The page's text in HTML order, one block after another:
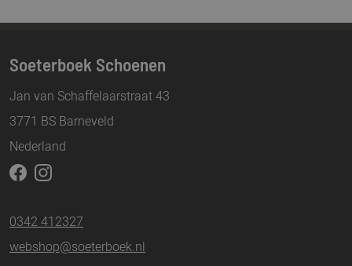
Soeterboek Schoenen
Jan van Schaffelaarstraat 43
3771 BS Barneveld
Nederland
0342 412327
webshop@soeterboek.nl